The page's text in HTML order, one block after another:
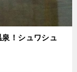
！シュワシュ